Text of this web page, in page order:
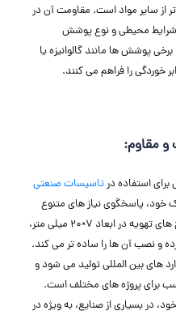
از سایر مواد است. مقاومت آن در
شرایط محیطی و نوع پوشش
پوشش‌ ها مانند گالوانیزه یا
خوردگی را فراهم می ‌کنند.
و مقاوم:
برای استفاده درتاسیسات صنعتی
خود، پاسخگوی نیاز های متنوع
می ‌باشد. این سینی ‌ها با داشتن سوراخ ‌های تهویه در ابعاد 7×20 میلی ‌متر،
و نصب آن ‌ها را ساده ‌تر می‌ کند.
های بین ‌المللی تولید می ‌شود و
مناسب برای پروژه‌ های مختلف است.
در بسیاری از صنایع، به ‌ویژه در